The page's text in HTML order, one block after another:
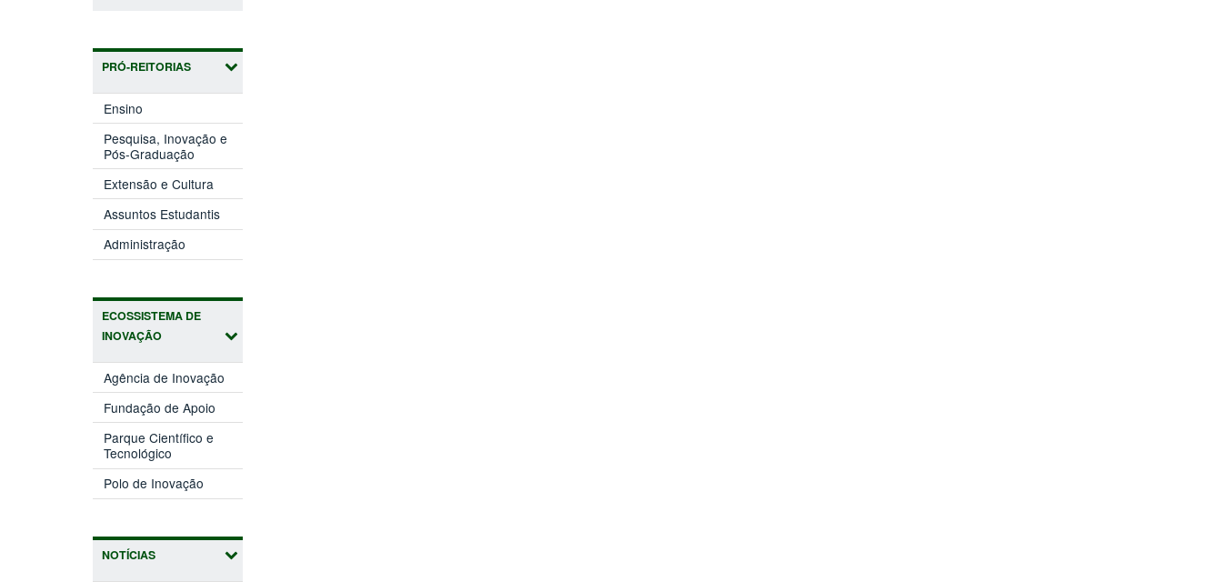
PRÓ-REITORIAS
Ensino
em
nova
janela)
Pesquisa, Inovação e
Pós-Graduação (abre
em
nova
janela)
Extensão e Cultura
em
nova
janela)
Assuntos Estudantis(abre
em
janela)
Administração
em
ECOSSISTEMA DE
INOVAÇÃO
Agência de Inovação
em
janela)
Fundação de Apoio
em
Parque Científico e
Tecnológico
em
nova
janela)
Polo de Inovação
em
NOTÍCIAS